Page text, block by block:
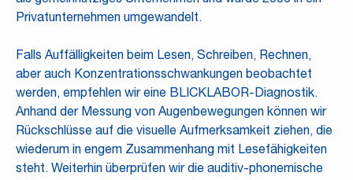
Privatunternehmen umgewandelt.
Falls Auffälligkeiten beim Lesen, Schreiben, Rechnen,
aber auch Konzentrationsschwankungen beobachtet
werden, empfehlen wir eine BLICKLABOR-Diagnostik.
Anhand der Messung von Augenbewegungen können wir
Rückschlüsse auf die visuelle Aufmerksamkeit ziehen, die
wiederum in engem Zusammenhang mit Lesefähigkeiten
steht. Weiterhin überprüfen wir die auditiv-phonemische